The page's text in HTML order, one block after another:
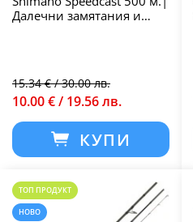
Далечни замятания и
15.34 € / 30.00 лв.
10.00 € / 19.56 лв.
КУПИ
ТОП ПРОДУКТ
НОВО